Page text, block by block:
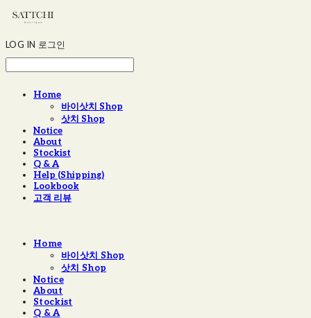
LOG IN 로그인
Home
바이삿치 Shop
삿치 Shop
Notice
About
Stockist
Q & A
Help (Shipping)
Lookbook
고객 리뷰
Home
바이삿치 Shop
삿치 Shop
Notice
About
Stockist
Q & A